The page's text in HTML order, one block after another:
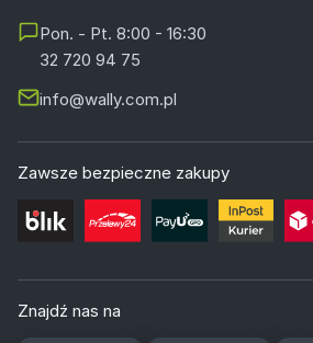
Pon. - Pt. 8:00 - 16:30
32 720 94 75
info@wally.com.pl
Zawsze bezpieczne zakupy
Znajdź nas na